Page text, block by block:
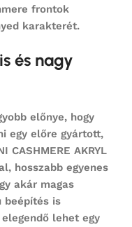
frontok
karakterét.
és nagy
előnye, hogy
egy előre gyártott,
AKRYL
hosszabb egyenes
akár magas
beépítés is
lehet egy